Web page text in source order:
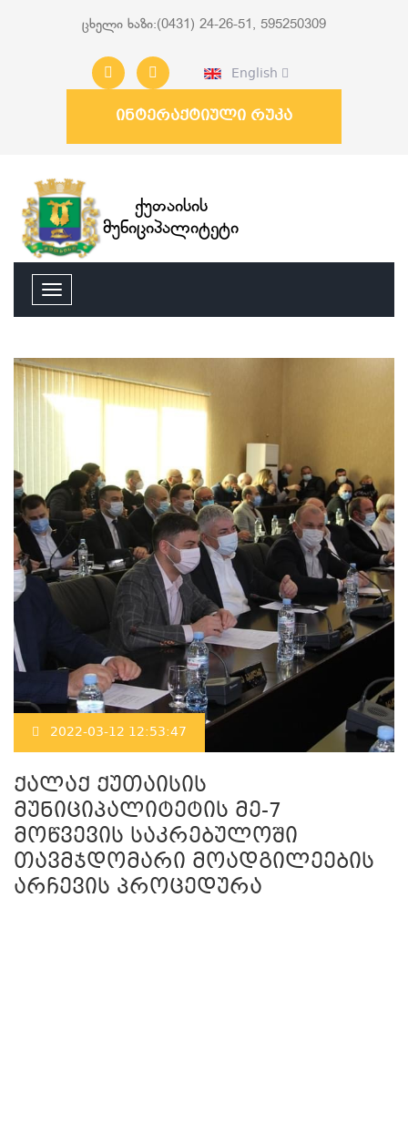
ცხელი ხაზი:(0431) 24-26-51, 595250309
English
ინტერაქტიული რუკა
ქუთაისის
მუნიციპალიტეტი
2022-03-12 12:53:47
ქალაქ ქუთაისის
მუნიციპალიტეტის მე-7
მოწვევის საკრებულოში
თავმჯდომარი მოადგილეების
არჩევის პროცედურა